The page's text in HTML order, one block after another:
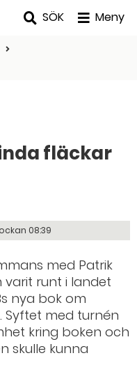
SÖK Meny
fläckar
08:39
med Patrik
varit runt i landet
nya bok om
Syftet med turnén
kring boken och
skulle kunna